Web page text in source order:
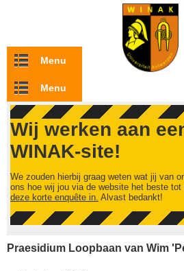
Overslaan en naar de inhoud gaan
Menu
Menu
Wij werken aan
WINAK-site!
We zouden hierbij graag weten wat jij van
ons hoe wij jou via de website het beste
deze korte enquête in. Alvast bedankt!
Praesidium Loopbaan van Wim